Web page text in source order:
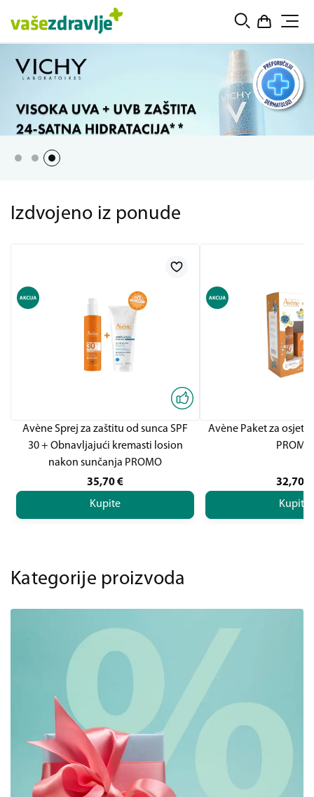
Izdvojeno iz ponude
Avène Sprej za zaštitu od sunca SPF
30 + Obnavljajući kremasti losion
nakon sunčanja PROMO
35,70€
Kupite
Avène Paket za
PROMO
32,70
Kupite
Kategorije proizvoda